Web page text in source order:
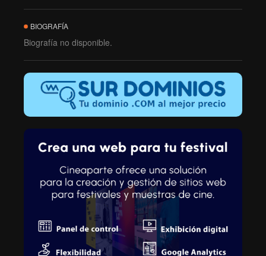
BIOGRAFÍA
Biografía no disponible.